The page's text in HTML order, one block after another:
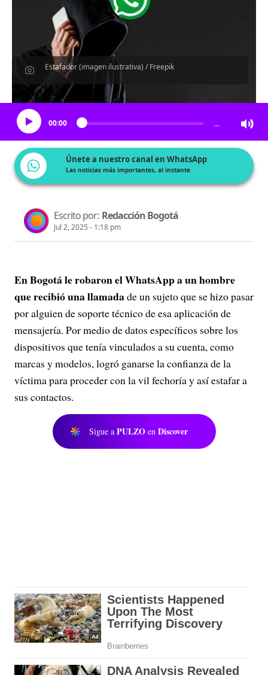
Estafador (imagen ilustrativa) / Freepik
Escucha el artículo
00:00 …
Únete a nuestro canal en WhatsApp
Las noticias más importantes, al instante
Escrito por: Redacción Bogotá
Jul 2, 2025 - 1:18 pm
En Bogotále robaron el WhatsApp a un hombre
que recibió una llamadade un sujeto que se hizo pasar
por alguien de soporte técnico de esa aplicación de
mensajería. Por medio de datos específicos sobre los
dispositivos que tenía vinculados a su cuenta, como
marcas y modelos, logró ganarse la confianza de la
víctima para proceder con la vil fechoría y así estafar a
sus contactos.
Sigue a PULZO en Discover